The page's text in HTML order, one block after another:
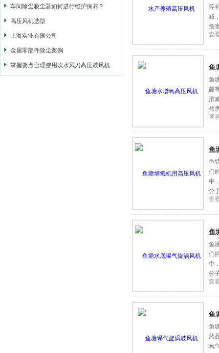
车间除尘吸尘器如何进行维护保养？
高压风机选型
上海实业有限公司
金属零部件除尘案例
掌握要点合理使用吹水风刀高压鼓风机
等
减
危
查
鱼
鱼
菌
消
盐
查
鱼
鱼
们
中
分
查
鱼
鱼
们
中
分
查
鱼
鱼
药
氧